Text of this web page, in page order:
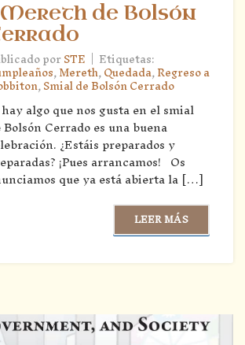
de Bolsón
porSTE | Etiquetas:
,Mereth,Quedada,Regreso a
,Smial de Bolsón Cerrado
algo que nos gusta en el smial
Bolsón Cerrado es una buena
¿Estáis preparados y
¡Pues arrancamos! Os
que ya está abierta la […]
LEER MÁS